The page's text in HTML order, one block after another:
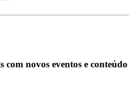
com novos eventos e conteúdo